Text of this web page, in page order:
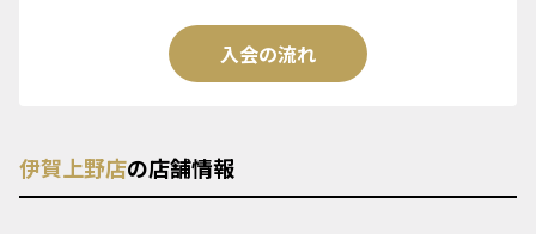
入会の流れ
伊賀上野店の店舗情報